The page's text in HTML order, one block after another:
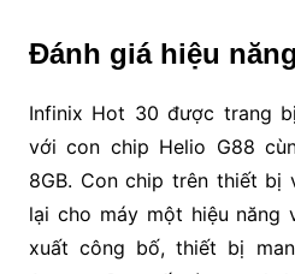
Đánh giá hiệu
Infinix Hot 30 được trang
với con chip Helio G88
8GB. Con chip trên thiết bị
lại cho máy một hiệu năng
xuất công bố, thiết bị